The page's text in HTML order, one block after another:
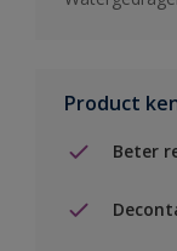
Product
Beter